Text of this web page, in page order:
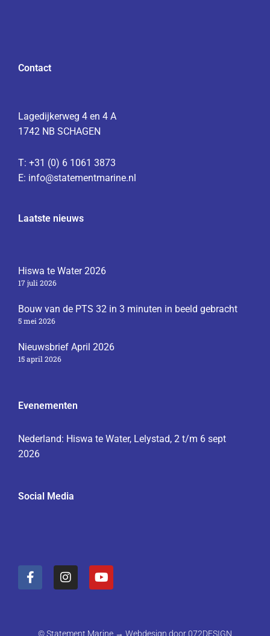
Contact
Lagedijkerweg 4 en 4 A
1742 NB SCHAGEN
T: +31 (0) 6 1061 3873
E: info@statementmarine.nl
Laatste nieuws
Hiswa te Water 2026
17 juli 2026
Bouw van de PTS 32 in 3 minuten in beeld gebracht
5 mei 2026
Nieuwsbrief April 2026
15 april 2026
Evenementen
Nederland: Hiswa te Water, Lelystad, 2 t/m 6 sept
2026
Social Media
F
a
I
n
g
Y
o
b
© Statement Marine → Webdesign door072DESIGN